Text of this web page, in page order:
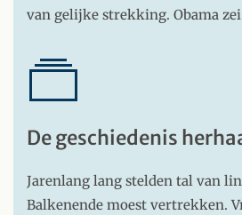
van gelijke strekking. Obama
De geschiedenis
Jarenlang lang stelden tal van
Balkenende moest vertrekken.